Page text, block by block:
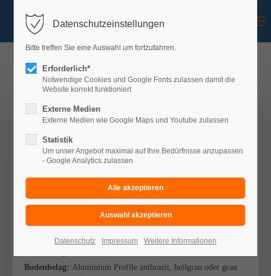
Balkon Konfigurator
IHRE AUSWAHL
Balkon:einstöckig
Wandbefestigung mit zwei Stützen
Treppe:ohne
Überdachung:
Stahlteile:feuerverzinkt
Bodenbelag: Aluminium Profile anthrazit, hellgrau oder grau
Datenschutzeinstellungen
Bitte treffen Sie eine Auswahl um fortzufahren.
Erforderlich*
Notwendige Cookies und Google Fonts zulassen damit die
Website korrekt funktioniert
Externe Medien
Externe Medien wie Google Maps und Youtube zulassen
Statistik
Um unser Angebot maximal auf Ihre Bedürfnisse anzupassen
- Google Analytics zulassen
Datenschutz Impressum Weitere Informationen